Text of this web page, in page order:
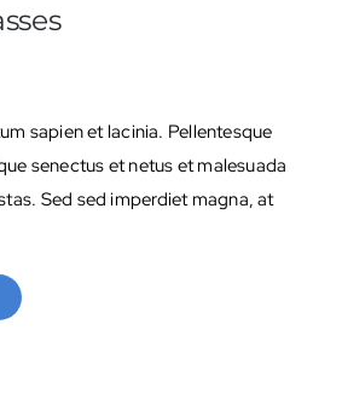
sapien et lacinia. Pellentesque
senectus et netus et malesuada
Sed sed imperdiet magna, at